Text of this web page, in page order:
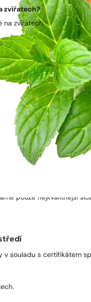
zvířatech?
na zvířatech.
vůní a dostupnou
pouze nejkvalitnější
v souladu s certifikátem